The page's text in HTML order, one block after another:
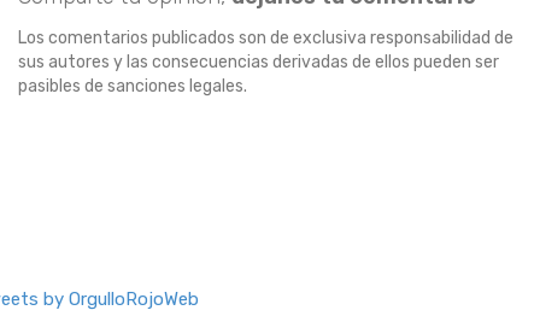
Los comentarios publicados son de exclusiva responsabilidad de
sus autores y las consecuencias derivadas de ellos pueden ser
pasibles de sanciones legales.
by OrgulloRojoWeb